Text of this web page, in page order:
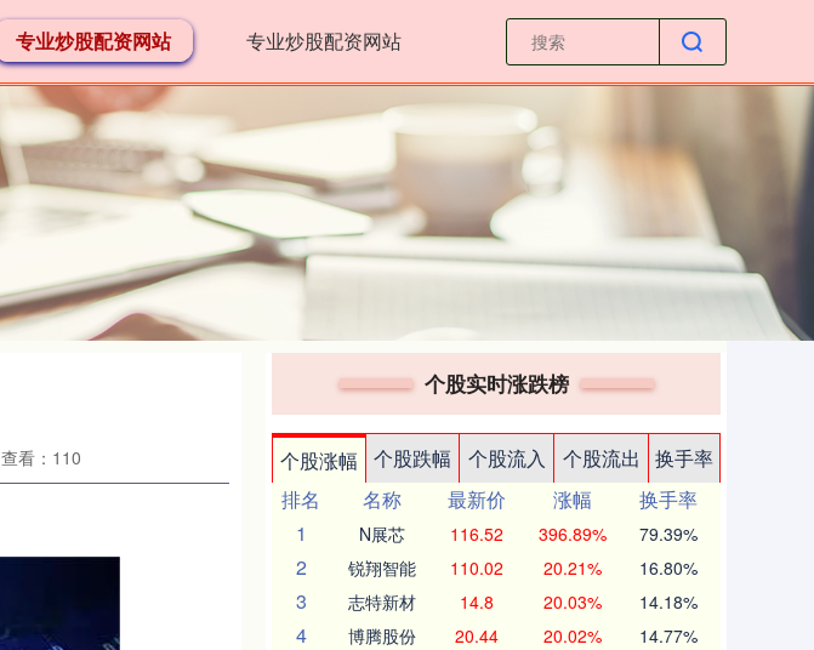
专业炒股配资网站 专业炒股配资网站
查看：110
个股实时涨跌榜
个股涨幅 个股跌幅 个股流入 个股流出
换手率
排名
名称 最新价 涨幅
换手率
1
N展芯 116.52 396.89% 79.39%
2 锐翔智能 110.02 20.21% 16.80%
3 志特新材 14.8 20.03% 14.18%
4 博腾股份 20.44 20.02% 14.77%